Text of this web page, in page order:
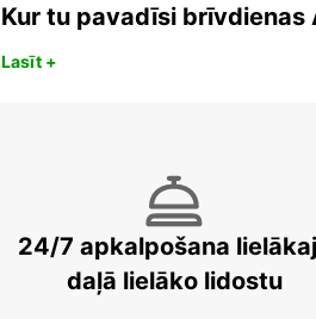
Kur tu pavadīsi brīvdienas
Lasīt +
24/7 apkalpošana
daļā lielāko lidostu